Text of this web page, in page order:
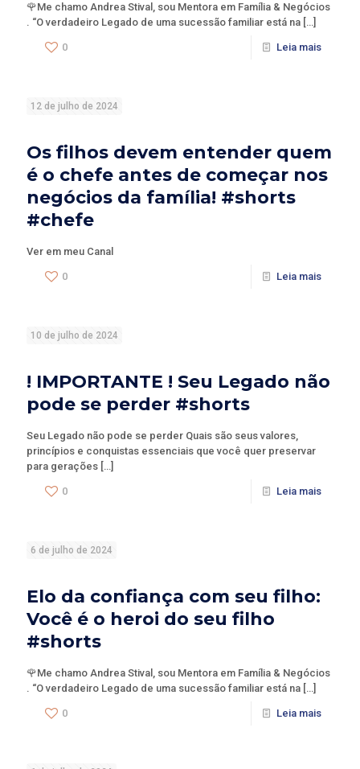
🌹Me chamo Andrea Stival, sou Mentora em Família & Negócios
. “O verdadeiro Legado de uma sucessão familiar está na […]
0 Leia mais
12 de julho de 2024
Os filhos devem entender quem
é o chefe antes de começar nos
negócios da família! #shorts
#chefe
Ver em meu Canal
0 Leia mais
10 de julho de 2024
! IMPORTANTE ! Seu Legado não
pode se perder #shorts
Seu Legado não pode se perder Quais são seus valores,
princípios e conquistas essenciais que você quer preservar
para gerações […]
0 Leia mais
6 de julho de 2024
Elo da confiança com seu filho:
Você é o heroi do seu filho
#shorts
🌹Me chamo Andrea Stival, sou Mentora em Família & Negócios
. “O verdadeiro Legado de uma sucessão familiar está na […]
0 Leia mais